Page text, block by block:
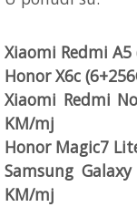
Xiaomi Redmi A5
Honor X6c
Xiaomi Redmi
KM/mj
Honor Magic7
Samsung
KM/mj